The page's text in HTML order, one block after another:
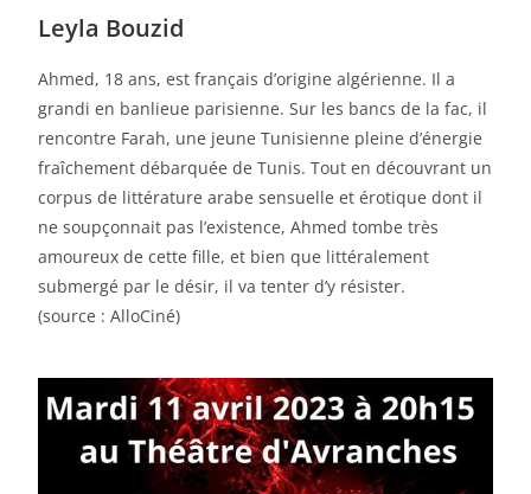
Leyla Bouzid
Ahmed, 18 ans, est français d’origine algérienne. Il a
grandi en banlieue parisienne. Sur les bancs de la fac, il
rencontre Farah, une jeune Tunisienne pleine d’énergie
fraîchement débarquée de Tunis. Tout en découvrant un
corpus de littérature arabe sensuelle et érotique dont il
ne soupçonnait pas l’existence, Ahmed tombe très
amoureux de cette fille, et bien que littéralement
submergé par le désir, il va tenter d’y résister.
(source : AlloCiné)